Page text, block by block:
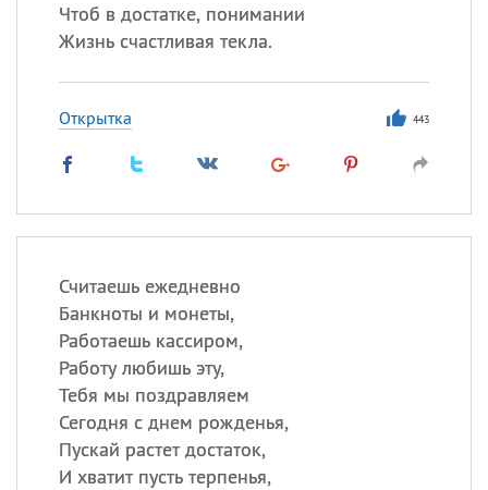
Чтоб в достатке, понимании
Жизнь счастливая текла.
Открытка 443
Считаешь ежедневно
Банкноты и монеты,
Работаешь кассиром,
Работу любишь эту,
Тебя мы поздравляем
Сегодня с днем рожденья,
Пускай растет достаток,
И хватит пусть терпенья,